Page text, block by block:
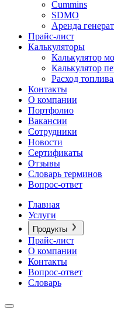
Cummins
SDMO
Аренда
Прайс-лист
Калькуляторы
Калькулятор
Калькулятор
Расход
Контакты
О компании
Портфолио
Вакансии
Сотрудники
Новости
Сертификаты
Отзывы
Словарь терминов
Вопрос-ответ
Главная
Услуги
Продукты
Прайс-лист
О компании
Контакты
Вопрос-ответ
Словарь